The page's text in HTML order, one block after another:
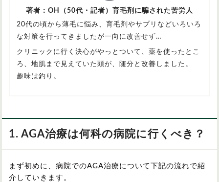
著者：OH（50代・記者）育毛剤に騙された苦労人
20代の頃から薄毛に悩み、育毛剤やサプリなどいろいろ
な対策を行ってきましたが一向に改善せず…
クリニックに行く決心がやっとついて、薬を使ったとこ
ろ、地肌まで見えていた頭が、随分と改善しました。
趣味は釣り。
1. AGA治療は何科の病院に行くべき？
まず初めに、病院でのAGA治療について下記の流れで紹
介していきます。